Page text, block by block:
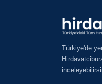
Türkiye'de